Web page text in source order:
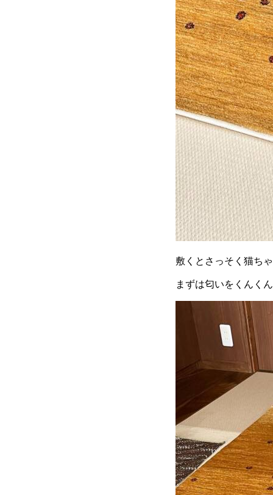
敷くとさっそく猫ち
まずは匂いをくんく